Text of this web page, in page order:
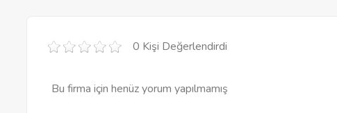
0 Kişi Değerlendirdi
Bu firma için henüz yorum yapılmamış